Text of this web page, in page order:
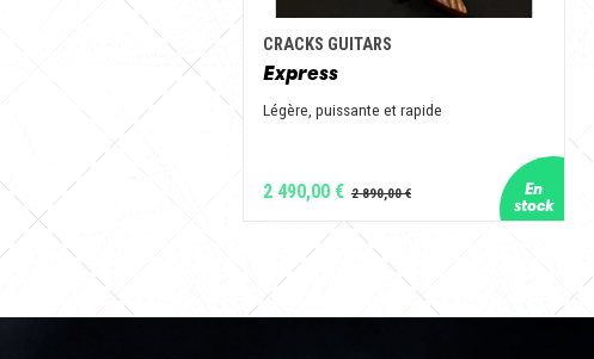
CRACKS GUITARS
Express
Légère, puissante et rapide
2 490,00 €